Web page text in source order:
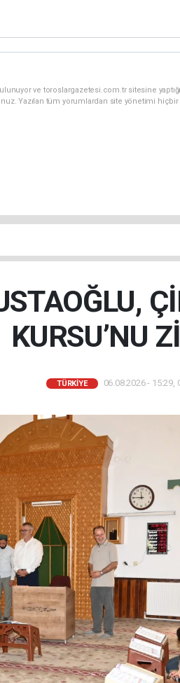
ve toroslargazetesi.com.tr sitesine
Yazılan tüm yorumlardan site yönetimi
KURSU’NU
TÜRKIYE 06.08.2026 - 15:29,